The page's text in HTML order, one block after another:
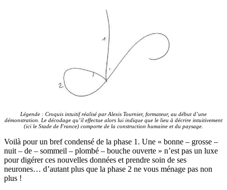
Légende : Croquis intuitif réalisé par Alexis Tournier, formateur, au début d’une
démonstration. Le décodage qu’il effectue alors lui indique que le lieu à décrire intuitivement
(ici le Stade de France) comporte de la construction humaine et du paysage.
Voilà pour un bref condensé de la phase 1. Une « bonne – grosse –
nuit – de – sommeil – plombé – bouche ouverte » n’est pas un luxe
pour digérer ces nouvelles données et prendre soin de ses
neurones… d’autant plus que la phase 2 ne vous ménage pas non
plus !